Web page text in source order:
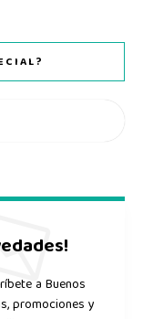
a Buenos
promociones y